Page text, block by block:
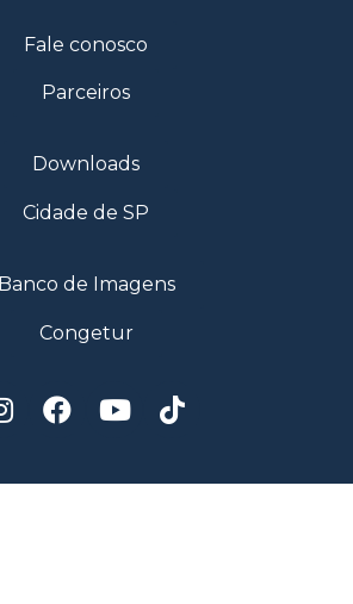
Fale conosco
Parceiros
Downloads
Cidade de SP
Banco de Imagens
Congetur